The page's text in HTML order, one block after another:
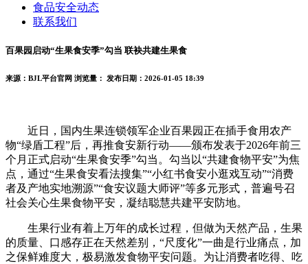
食品安全动态
联系我们
百果园启动“生果食安季”勾当 联袂共建生果食
来源：BJL平台官网 浏览量： 发布日期：2026-01-05 18:39
近日，国内生果连锁领军企业百果园正在插手食用农产
物“绿盾工程”后，再推食安新行动——颁布发表于2026年前三
个月正式启动“生果食安季”勾当。勾当以“共建食物平安”为焦
点，通过“生果食安看法搜集”“小红书食安小逛戏互动”“消费
者及产地实地溯源”“食安议题大师评”等多元形式，普遍号召
社会关心生果食物平安，凝结聪慧共建平安防地。
生果行业有着上万年的成长过程，但做为天然产品，生果
的质量、口感存正在天然差别，“尺度化”一曲是行业痛点，加
之保鲜难度大，极易激发食物平安问题。为让消费者吃得、吃